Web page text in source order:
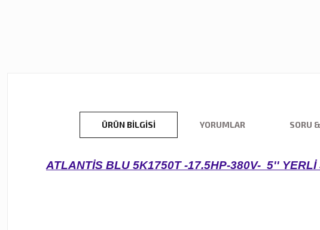
ÜRÜN BILGISI YORUMLAR SORU
ATLANTİS BLU 5K1750T -17.5HP-380V- 5''